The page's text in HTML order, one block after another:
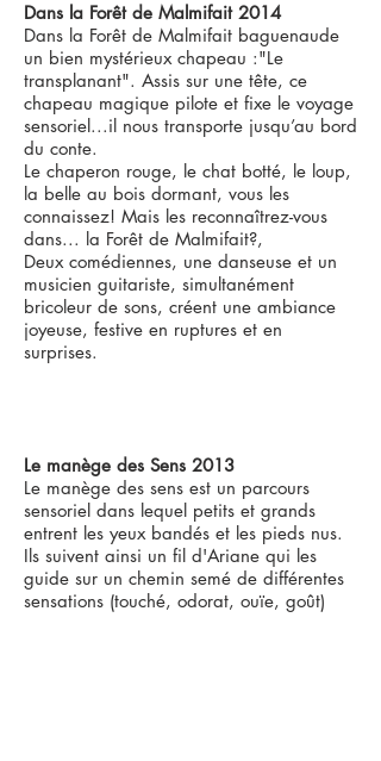
Dans la Forêt de Malmifait 2014
Dans la Forêt de Malmifait baguenaude
un bien mystérieux chapeau :"Le
transplanant". Assis sur une tête, ce
chapeau magique pilote et fixe le voyage
sensoriel...il nous transporte jusqu’au bord
du conte.
Le chaperon rouge, le chat botté, le loup,
la belle au bois dormant, vous les
connaissez! Mais les reconnaîtrez-vous
dans... la Forêt de Malmifait?,
Deux comédiennes, une danseuse et un
musicien guitariste, simultanément
bricoleur de sons, créent une ambiance
joyeuse, festive en ruptures et en
surprises.
Le manège des Sens 2013
Le manège des sens est un parcours
sensoriel dans lequel petits et grands
entrent les yeux bandés et les pieds nus.
Ils suivent ainsi un fil d'Ariane qui les
guide sur un chemin semé de différentes
sensations (touché, odorat, ouïe, goût)